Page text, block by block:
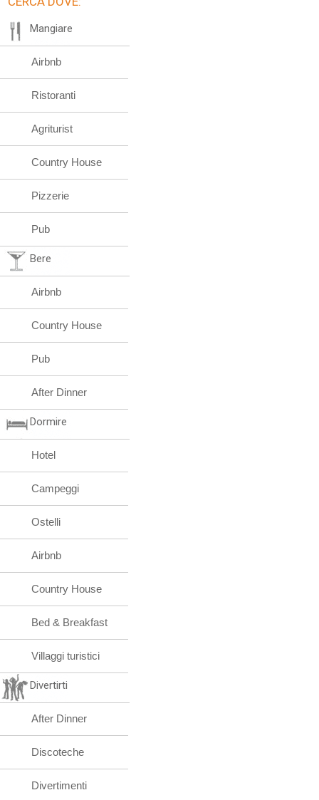
Mangiare
Airbnb
Ristoranti
Agriturist
Country House
Pizzerie
Pub
Bere
Airbnb
Country House
Pub
After Dinner
Dormire
Hotel
Campeggi
Ostelli
Airbnb
Country House
Bed & Breakfast
Villaggi turistici
Divertirti
After Dinner
Discoteche
Divertimenti